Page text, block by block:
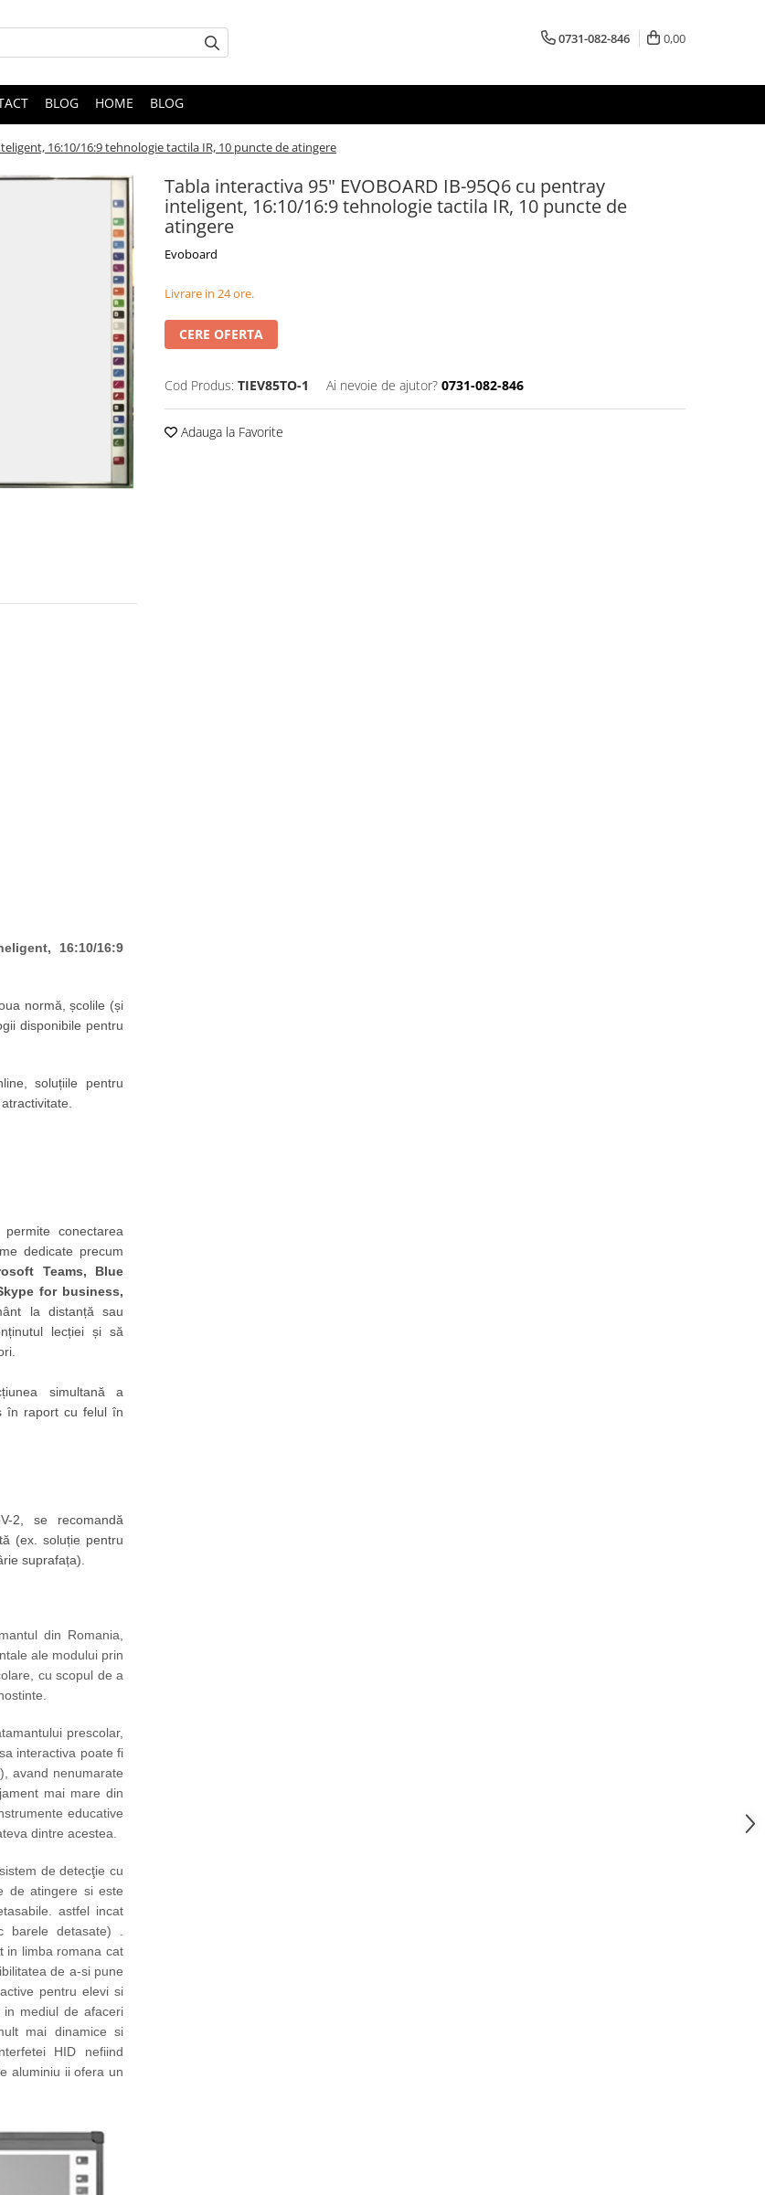
0731-082-846 0,00
BLOG HOME BLOG
16:10/16:9 tehnologie tactila IR, 10 puncte de atingere
Tabla interactiva 95" EVOBOARD IB-95Q6 cu pentray
inteligent, 16:10/16:9 tehnologie tactila IR, 10 puncte de
atingere
Evoboard
Livrare in 24 ore.
CERE OFERTA
Cod Produs: TIEV85TO-1 Ai nevoie de ajutor? 0731-082-846
Adauga la Favorite
16:10/16:9
normă, școlile (și
disponibile pentru
soluțiile pentru
conectarea
dedicate precum
Teams, Blue
for business,
la distanță sau
lecției și să
simultană a
în raport cu felul în
2, se recomandă
(ex. soluție pentru
suprafața).
din Romania,
ale modului prin
cu scopul de a
prescolar,
interactiva poate fi
avand nenumarate
mai mare din
educative
dintre acestea.
de detecţie cu
de atingere si este
astfel incat
detasate) .
in limba romana cat
de a-si pune
pentru elevi si
mediul de afaceri
mai dinamice si
HID nefiind
aluminiu ii ofera un